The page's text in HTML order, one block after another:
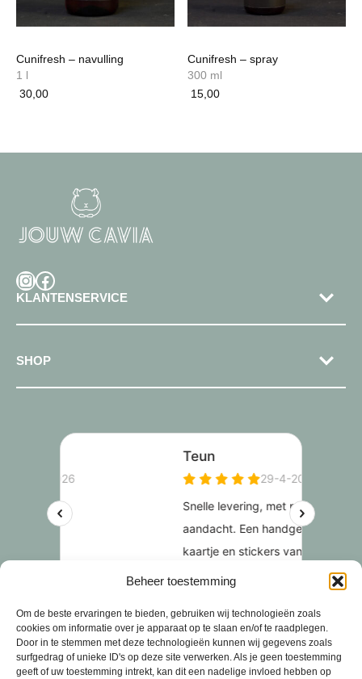
Beheer toestemming
Om de beste ervaringen te bieden, gebruiken wij technologieën zoals
cookies om informatie over je apparaat op te slaan en/of te raadplegen.
Door in te stemmen met deze technologieën kunnen wij gegevens zoals
surfgedrag of unieke ID's op deze site verwerken. Als je geen toestemming
geeft of uw toestemming intrekt, kan dit een nadelige invloed hebben op
Cunifresh – navulling
1 l
30,00
Cunifresh – spray
300 ml
15,00
InstagramFacebook
KLANTENSERVICE
SHOP